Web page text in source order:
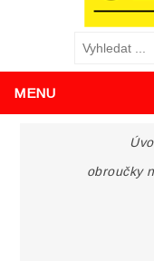
MENU
obroučky